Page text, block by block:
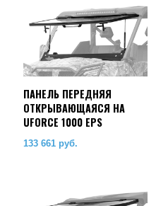
ПАНЕЛЬ ПЕРЕДНЯЯ
ОТКРЫВАЮЩАЯСЯ НА
UFORCE 1000 EPS
133 661 руб.